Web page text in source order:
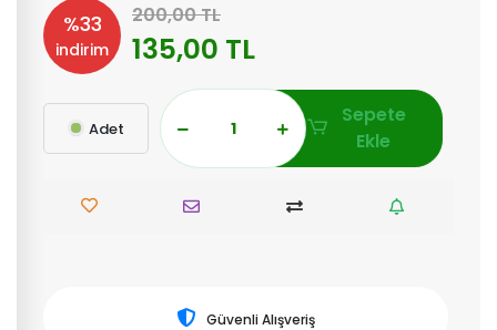
%33
indirim
200,00 TL
135,00 TL
Adet
Sepete
Ekle
Güvenli Alışveriş